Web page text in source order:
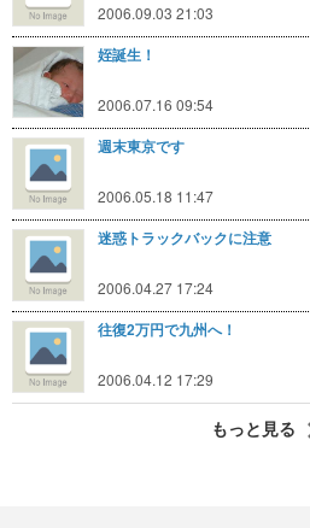
2006.09.03 21:03
姪誕生！
2006.07.16 09:54
週末東京です
2006.05.18 11:47
迷惑トラックバックに注意
2006.04.27 17:24
往復2万円で九州へ！
2006.04.12 17:29
もっと見る